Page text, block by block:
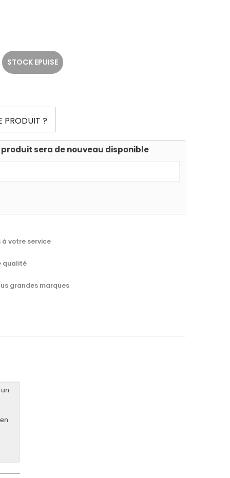
STOCK EPUISE
PRODUIT ?
sera de nouveau disponible
à votre service
qualité
grandes marques